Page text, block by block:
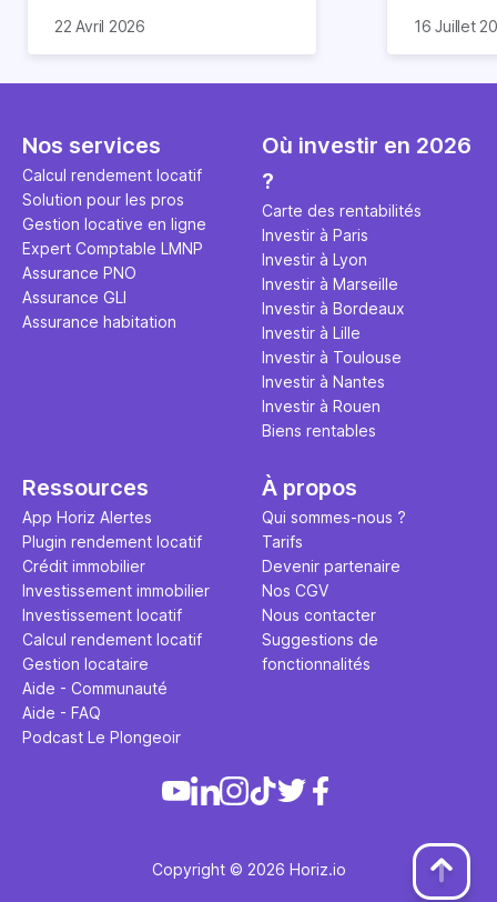
nombreux avantages à choisir
expliquons tout dans cet
22 Avril 2026
expert en
règle
ce secret
l'argent
principale
études et
16 Juillet
Nos services
Calcul rendement locatif
Solution pour les pros
Gestion locative en ligne
Expert Comptable LMNP
Assurance PNO
Assurance GLI
Assurance habitation
Où investir en 2026
?
Carte des rentabilités
Investir à Paris
Investir à Lyon
Investir à Marseille
Investir à Bordeaux
Investir à Lille
Investir à Toulouse
Investir à Nantes
Investir à Rouen
Biens rentables
Ressources
App Horiz Alertes
Plugin rendement locatif
Crédit immobilier
Investissement immobilier
Investissement locatif
Calcul rendement locatif
Gestion locataire
Aide - Communauté
Aide - FAQ
Podcast Le Plongeoir
À propos
Qui sommes-nous ?
Tarifs
Devenir partenaire
Nos CGV
Nous contacter
Suggestions de
fonctionnalités
Copyright © 2026 Horiz.io